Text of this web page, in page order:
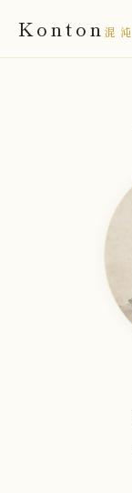
Konton 混沌